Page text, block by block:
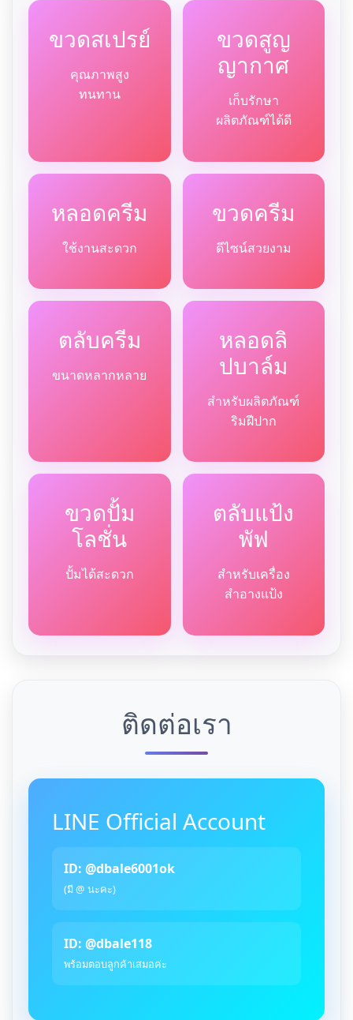
ขวดสเปรย์
คุณภาพสูง
ทนทาน
ขวดสูญ
ญากาศ
เก็บรักษา
ผลิตภัณฑ์ได้ดี
หลอดครีม
ใช้งานสะดวก
ขวดครีม
ดีไซน์สวยงาม
ตลับครีม
ขนาดหลากหลาย
หลอดลิ
ปบาล์ม
สำหรับผลิตภัณฑ์
ริมฝีปาก
ขวดปั้ม
โลชั่น
ปั้มได้สะดวก
ตลับแป้ง
พัฟ
สำหรับเครื่อง
สำอางแป้ง
ติดต่อเรา
LINE Official Account
ID: @dbale6001ok
(มี @ นะคะ)
ID: @dbale118
พร้อมตอบลูกค้าเสมอค่ะ